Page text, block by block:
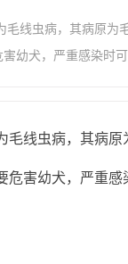
毛线虫病，其病原
幼犬，严重感染时
线虫病，其病原
危害幼犬，严重感